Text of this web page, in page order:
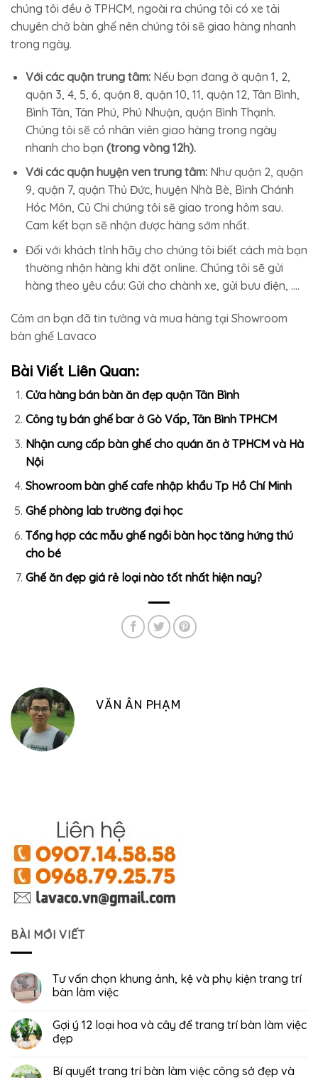
chúng tôi đều ở TPHCM, ngoài ra chúng tôi có xe tải
chuyên chở bàn ghế nên chúng tôi sẽ giao hàng nhanh
trong ngày.
Với các quận trung tâm:Nếu bạn đang ở quận 1, 2,
quận 3, 4, 5, 6, quận 8, quận 10, 11, quận 12, Tân Bình,
Bình Tân, Tân Phú, Phú Nhuận, quận Bình Thạnh.
Chúng tôi sẽ có nhân viên giao hàng trong ngày
nhanh cho bạn (trong vòng 12h).
Với các quận huyện ven trung tâm: Như quận 2, quận
9, quận 7, quận Thủ Đức, huyện Nhà Bè, Bình Chánh
Hóc Môn, Củ Chi chúng tôi sẽ giao trong hôm sau.
Cam kết bạn sẽ nhận được hàng sớm nhất.
Đối với khách tỉnh hãy cho chúng tôi biết cách mà bạn
thường nhận hàng khi đặt online. Chúng tôi sẽ gửi
hàng theo yêu cầu: Gửi cho chành xe, gửi bưu điện, ….
Cảm ơn bạn đã tin tưởng và mua hàng tại Showroom
bàn ghế Lavaco
Bài Viết Liên Quan:
Cửa hàng bán bàn ăn đẹp quận Tân Bình
Công ty bán ghế bar ở Gò Vấp, Tân Bình TPHCM
Nhận cung cấp bàn ghế cho quán ăn ở TPHCM và Hà
Nội
Showroom bàn ghế cafe nhập khẩu Tp Hồ Chí Minh
Ghế phòng lab trường đại học
Tổng hợp các mẫu ghế ngồi bàn học tăng hứng thú
cho bé
Ghế ăn đẹp giá rẻ loại nào tốt nhất hiện nay?
VĂN ÂN PHẠM
BÀI MỚI VIẾT
Tư vấn chọn khung ảnh, kệ và phụ kiện trang trí
bàn làm việc
Gợi ý 12 loại hoa và cây để trang trí bàn làm việc
đẹp
Bí quyết trang trí bàn làm việc công sở đẹp và